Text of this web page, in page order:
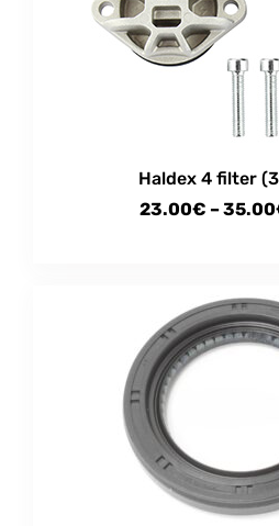
Haldex 4 filter
23.00€ –35.00